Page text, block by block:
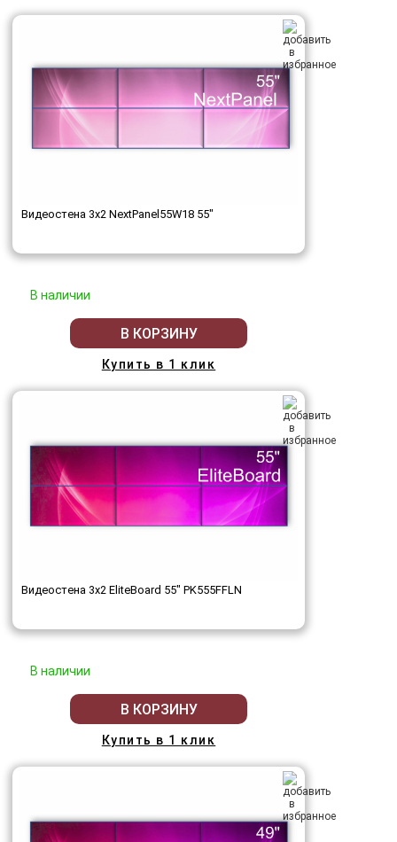
Видеостена 3x2 NextPanel55W18 55"
В наличии
В КОРЗИНУ
Купить в 1 клик
Видеостена 3x2 EliteBoard 55" PK555FFLN
В наличии
В КОРЗИНУ
Купить в 1 клик